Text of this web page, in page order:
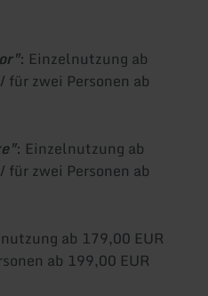
: Einzelnutzung ab
für zwei Personen ab
: Einzelnutzung ab
für zwei Personen ab
ab 179,00 EUR
ab 199,00 EUR